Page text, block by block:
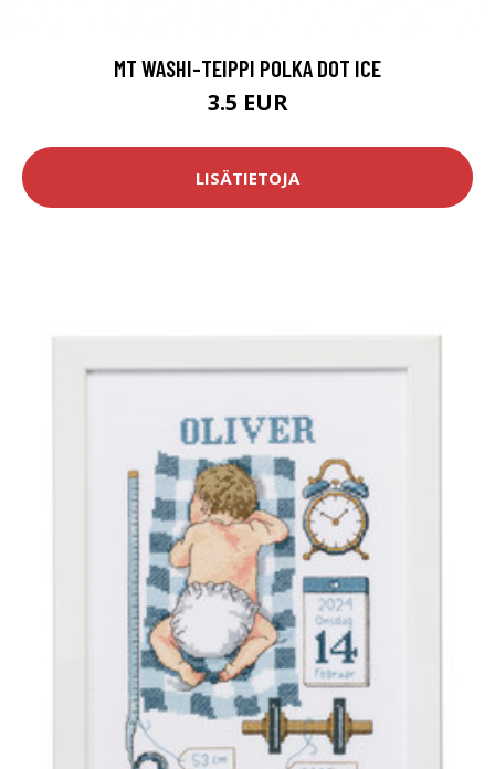
MT WASHI-TEIPPI POLKA DOT ICE
3.5 EUR
LISÄTIETOJA